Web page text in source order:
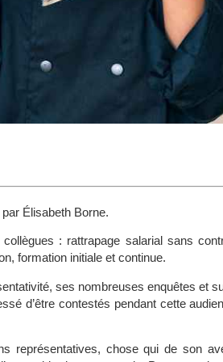
Élisabeth Borne.
: rattrapage salarial sans
formation initiale et continue.
ses nombreuses enquêtes et
d’être contestés pendant cette
représentatives, chose qui de son